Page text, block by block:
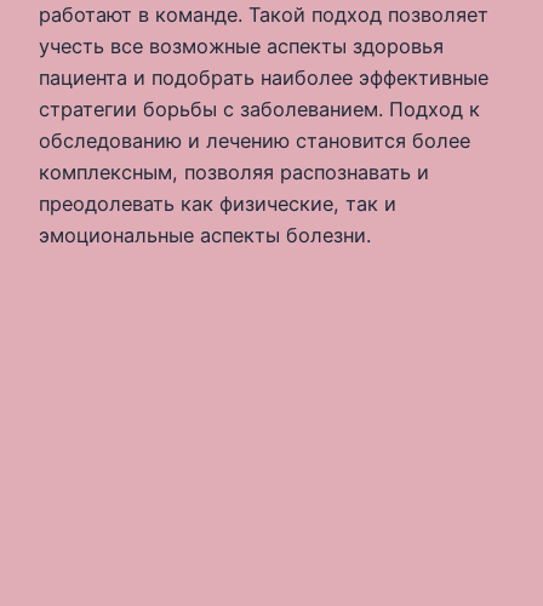
работают в команде. Такой подход позволяет
учесть все возможные аспекты здоровья
пациента и подобрать наиболее эффективные
стратегии борьбы с заболеванием. Подход к
обследованию и лечению становится более
комплексным, позволяя распознавать и
преодолевать как физические, так и
эмоциональные аспекты болезни.